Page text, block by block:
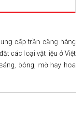
cấp trần căng hàng
các loại vật liệu ở Việt
bóng, mờ hay hoa